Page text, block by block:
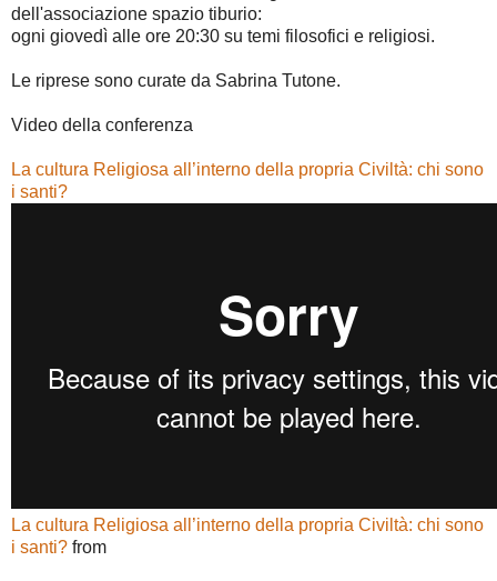
dell'associazione spazio tiburio:
ogni giovedì alle ore 20:30 su temi filosofici e religiosi.
Le riprese sono curate da Sabrina Tutone.
Video della conferenza
La cultura Religiosa all’interno della propria Civiltà: chi sono
i santi?
La cultura Religiosa all’interno della propria Civiltà: chi sono
i santi? from